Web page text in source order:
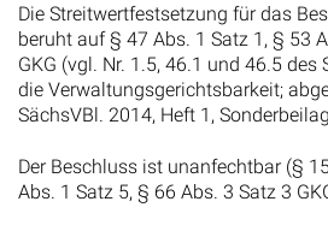
Die Streitwertfestsetzung für das
beruht auf § 47 Abs. 1 Satz 1, § 53
GKG (vgl. Nr. 1.5, 46.1 und 46.5
die Verwaltungsgerichtsbarkeit;
SächsVBl. 2014, Heft 1,
Der Beschluss ist unanfechtbar (§
Abs. 1 Satz 5, § 66 Abs. 3 Satz 3